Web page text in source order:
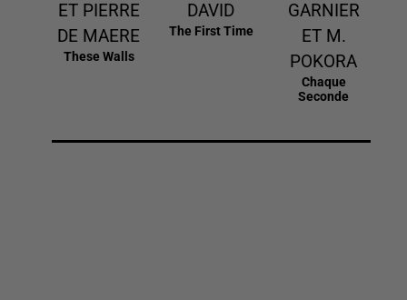
ET PIERRE
DE MAERE
These Walls
DAVID
The First Time
GARNIER
ET M.
POKORA
Chaque
Seconde